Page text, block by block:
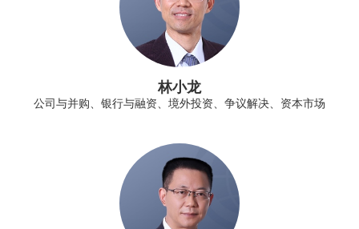
林小龙
公司与并购、银行与融资、境外投资、争议解决、资本市场